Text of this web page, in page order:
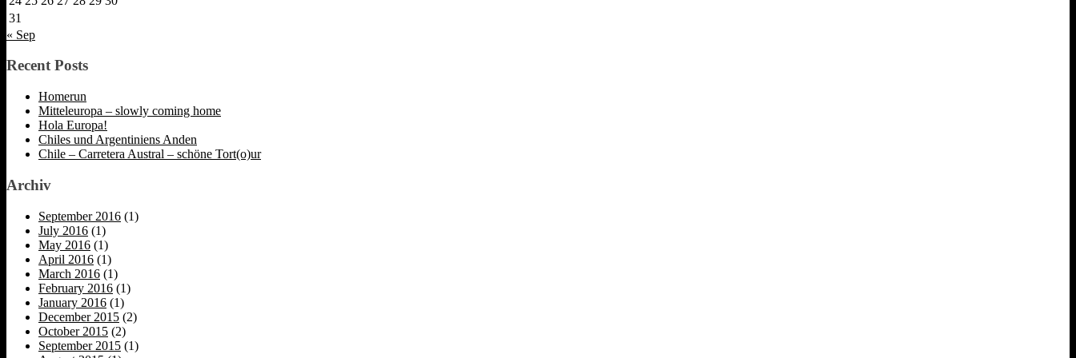
31
« Sep
Recent Posts
Homerun
Mitteleuropa – slowly coming home
Hola Europa!
Chiles und Argentiniens Anden
Chile – Carretera Austral – schöne Tort(o)ur
Archiv
September 2016 (1)
July 2016 (1)
May 2016 (1)
April 2016 (1)
March 2016 (1)
February 2016 (1)
January 2016 (1)
December 2015 (2)
October 2015 (2)
September 2015 (1)